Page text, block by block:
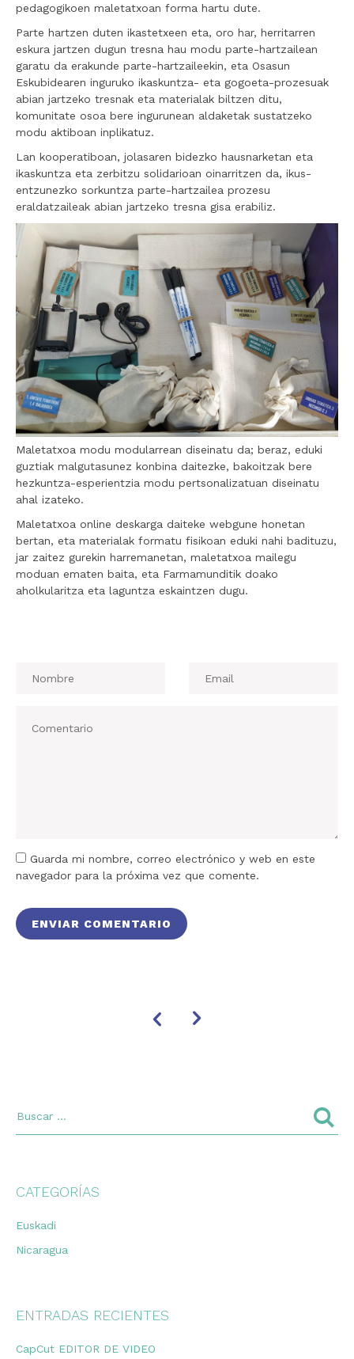
pedagogikoen maletatxoan forma hartu dute.
Parte hartzen duten ikastetxeen eta, oro har, herritarren
eskura jartzen dugun tresna hau modu parte-hartzailean
garatu da erakunde parte-hartzaileekin, eta Osasun
Eskubidearen inguruko ikaskuntza- eta gogoeta-prozesuak
abian jartzeko tresnak eta materialak biltzen ditu,
komunitate osoa bere ingurunean aldaketak sustatzeko
modu aktiboan inplikatuz.
Lan kooperatiboan, jolasaren bidezko hausnarketan eta
ikaskuntza eta zerbitzu solidarioan oinarritzen da, ikus-
entzunezko sorkuntza parte-hartzailea prozesu
eraldatzaileak abian jartzeko tresna gisa erabiliz.
Maletatxoa modu modularrean diseinatu da; beraz, eduki
guztiak malgutasunez konbina daitezke, bakoitzak bere
hezkuntza-esperientzia modu pertsonalizatuan diseinatu
ahal izateko.
Maletatxoa online deskarga daiteke webgune honetan
bertan, eta materialak formatu fisikoan eduki nahi badituzu,
jar zaitez gurekin harremanetan, maletatxoa mailegu
moduan ematen baita, eta Farmamunditik doako
aholkularitza eta laguntza eskaintzen dugu.
Guarda mi nombre, correo electrónico y web en este
navegador para la próxima vez que comente.
CATEGORÍAS
Euskadi
Nicaragua
ENTRADAS RECIENTES
CapCut EDITOR DE VIDEO